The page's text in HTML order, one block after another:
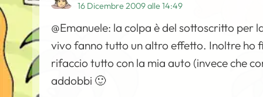
16 Dicembre 2009 alle 14:49
@Emanuele: la colpa è del sottoscritto per
vivo fanno tutto un altro effetto. Inoltre ho
rifaccio tutto con la mia auto (invece che
addobbi 🙂